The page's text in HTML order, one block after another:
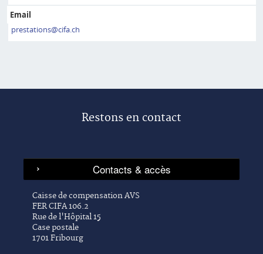
Email
prestations@cifa.ch
Restons en contact
Caisse de compensation AVS
FER CIFA 106.2
Rue de l'Hôpital 15
Case postale
1701 Fribourg